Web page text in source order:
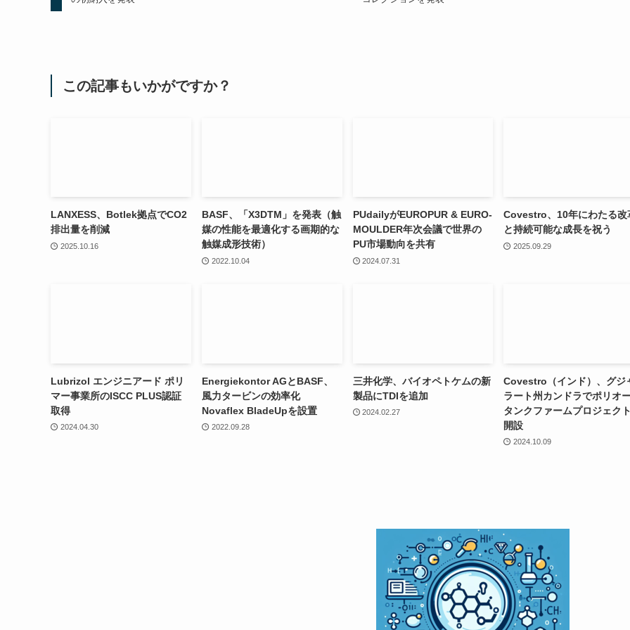
この記事もいかがですか？
LANXESS、Botlek拠点でCO2
排出量を削減
2025.10.16
BASF、「X3DTM」を発表（触
媒の性能を最適化する画期的な
触媒成形技術）
2022.10.04
PUdailyがEUROPUR & EURO-
MOULDER年次会議で世界の
PU市場動向を共有
2024.07.31
Covestro、10年にわたる改
と持続可能な成長を祝う
2025.09.29
Lubrizol エンジニアード ポリ
マー事業所のISCC PLUS認証
取得
2024.04.30
Energiekontor AGとBASF、
風力タービンの効率化
Novaflex BladeUpを設置
2022.09.28
三井化学、バイオペトケムの新
製品にTDIを追加
2024.02.27
Covestro（インド）、グジ
ラート州カンドラでポリオ
タンクファームプロジェク
開設
2024.10.09